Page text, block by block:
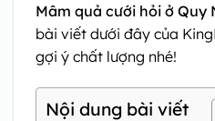
Mâm quả cưới hỏi ở Quy
bài viết dưới đây của
gợi ý chất lượng nhé!
Nội dung bài viết